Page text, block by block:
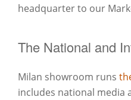
headquarter to our
The National and
Milan showroom runs
includes national